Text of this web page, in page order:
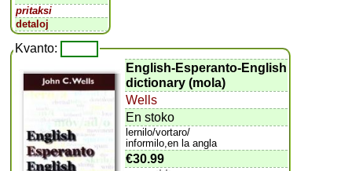
pritaksi
detaloj
Kvanto:
English-Esperanto-English
dictionary (mola)
Wells
En stoko
lernilo/vortaro/
informilo,en la angla
€30.99